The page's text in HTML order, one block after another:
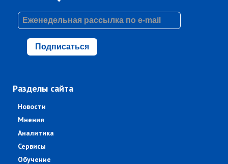
Подписаться
Разделы сайта
Новости
Мнения
Аналитика
Сервисы
Обучение